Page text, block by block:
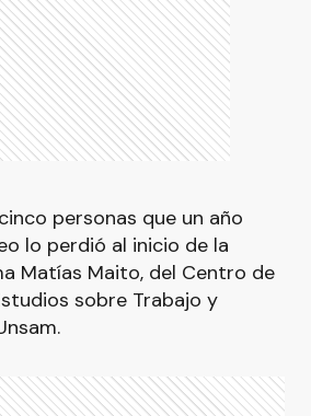
personas que un año
lo perdió al inicio de la
Matías Maito, del Centro de
sobre Trabajo y